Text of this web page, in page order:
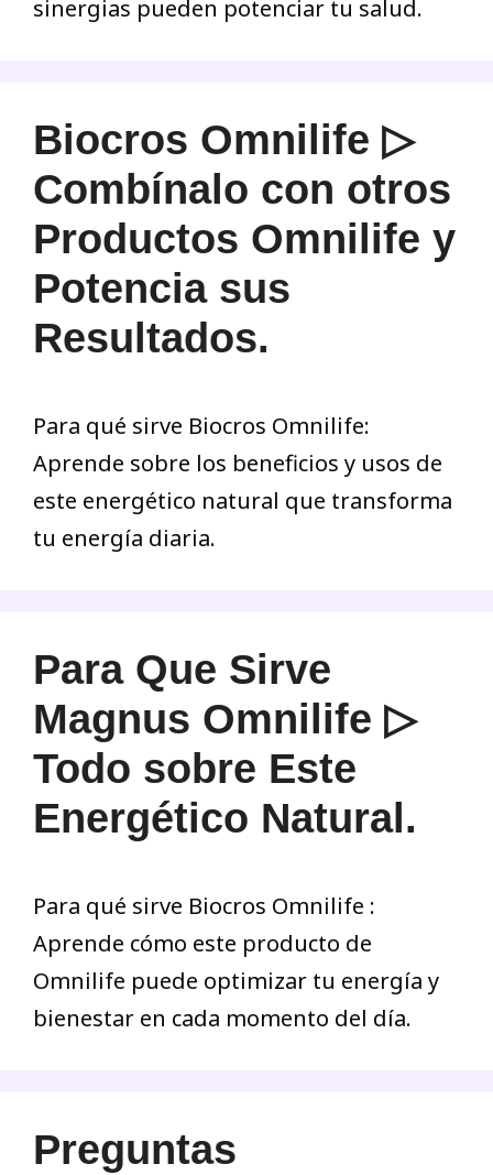
sinergias pueden potenciar tu salud.
Biocros Omnilife ▷
Combínalo con otros
Productos Omnilife y
Potencia sus
Resultados.
Para qué sirve Biocros Omnilife:
Aprende sobre los beneficios y usos de
este energético natural que transforma
tu energía diaria.
Para Que Sirve
Magnus Omnilife ▷
Todo sobre Este
Energético Natural.
Para qué sirve Biocros Omnilife :
Aprende cómo este producto de
Omnilife puede optimizar tu energía y
bienestar en cada momento del día.
Preguntas